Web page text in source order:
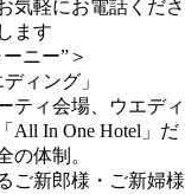
気軽にお電話くださ
ます
ニー”＞
ティ会場、ウエディ
All In One Hotel」だ
の体制。
ご新郎様・ご新婦様